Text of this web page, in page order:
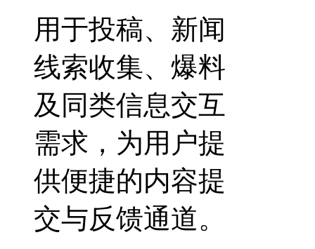
用于投稿、新闻
线索收集、爆料
及同类信息交互
需求，为用户提
供便捷的内容提
交与反馈通道。